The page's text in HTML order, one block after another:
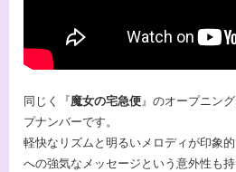
同じく『魔女の宅急便』のオープニン
プナンバーです。
軽快なリズムと明るいメロディが印象
への強気なメッセージという意外性も持